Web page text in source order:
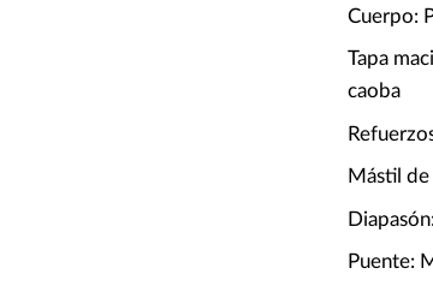
Cuerpo:
Tapa
caoba
Mástil
Puente: